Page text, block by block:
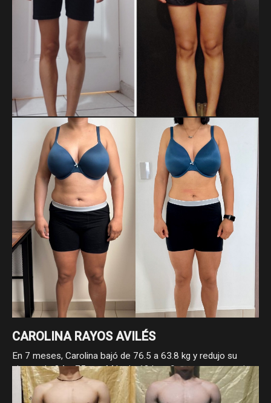
DOREIDA BAUTISTA APARICIO
Doreida llegó con bajo peso e hipotiroidismo, y hoy suma 3
kg de masa y 4 cm de cintura gracias a fases bien
estructuradas. Un proceso guiado por la paciencia, la
constancia y el enfoque.
CAROLINA RAYOS AVILÉS
En 7 meses, Carolina bajó de 76.5 a 63.8 kg y redujo su
cintura de 84 a 75 cm. Más de 12 kg y 9 cm menos, gracias
a su constancia y compromiso con el proceso. Los cambios
reales llegan cuando se trabaja con enfoque.